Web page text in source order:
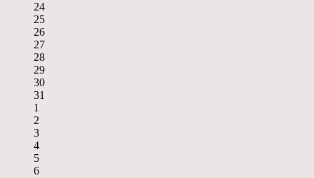
24
25
26
27
28
29
30
31
1
2
3
4
5
6